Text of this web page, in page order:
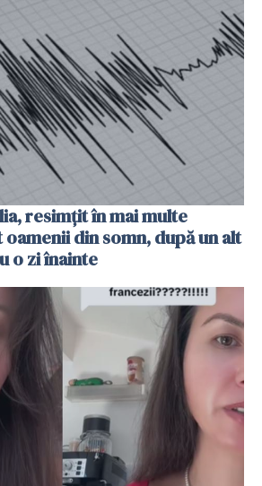
resimțit în mai multe
din somn, după un alt
o zi înainte